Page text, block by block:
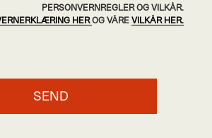
PERSONVERNREGLER OG VILKÅR.
HEROG VÅRE VILKÅR HER.